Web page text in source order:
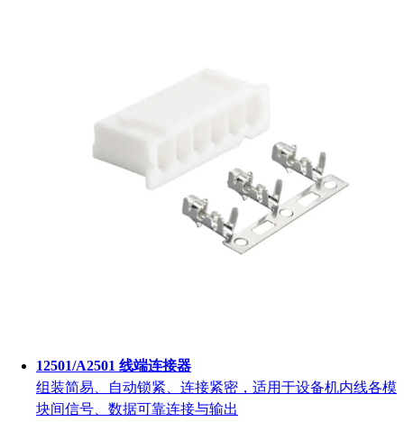
12501/A2501 线端连接器
组装简易、自动锁紧、连接紧密，适用于设备机内线各模
块间信号、数据可靠连接与输出